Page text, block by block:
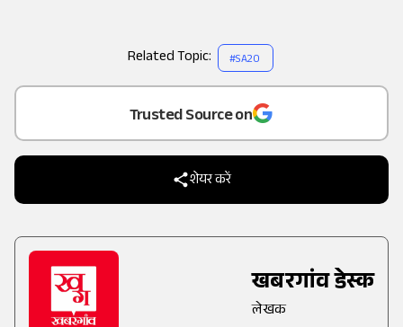
as a
Trusted Source on
शेयर करें
खबरगांव डेस्क
लेखक
Related Topic: #SA20